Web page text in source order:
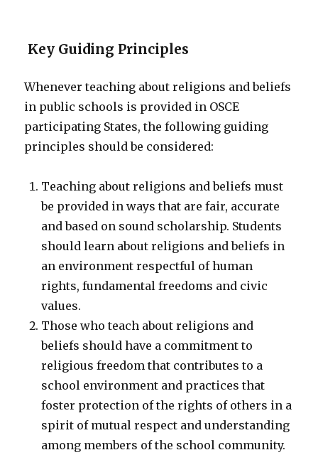
Key Guiding Principles
Whenever teaching about religions and beliefs
in public schools is provided in OSCE
participating States, the following guiding
principles should be considered:
Teaching about religions and beliefs must
be provided in ways that are fair, accurate
and based on sound scholarship. Students
should learn about religions and beliefs in
an environment respectful of human
rights, fundamental freedoms and civic
values.
Those who teach about religions and
beliefs should have a commitment to
religious freedom that contributes to a
school environment and practices that
foster protection of the rights of others in a
spirit of mutual respect and understanding
among members of the school community.